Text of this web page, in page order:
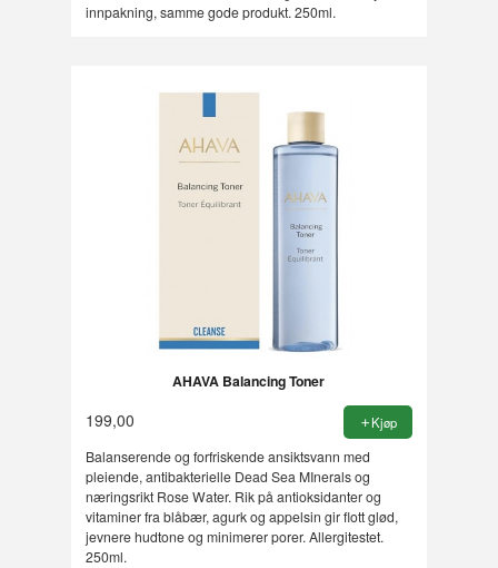
innpakning, samme gode produkt. 250ml.
AHAVA Balancing Toner
199,00 Kjøp
Balanserende og forfriskende ansiktsvann med
pleiende, antibakterielle Dead Sea MInerals og
næringsrikt Rose Water. Rik på antioksidanter og
vitaminer fra blåbær, agurk og appelsin gir flott glød,
jevnere hudtone og minimerer porer. Allergitestet.
250ml.